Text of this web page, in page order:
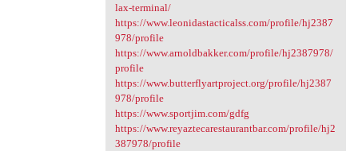
lax-terminal/
https://www.leonidastacticalss.com/profile/hj2387
978/profile
https://www.arnoldbakker.com/profile/hj2387978/
profile
https://www.butterflyartproject.org/profile/hj2387
978/profile
https://www.sportjim.com/gdfg
https://www.reyaztecarestaurantbar.com/profile/hj2
387978/profile